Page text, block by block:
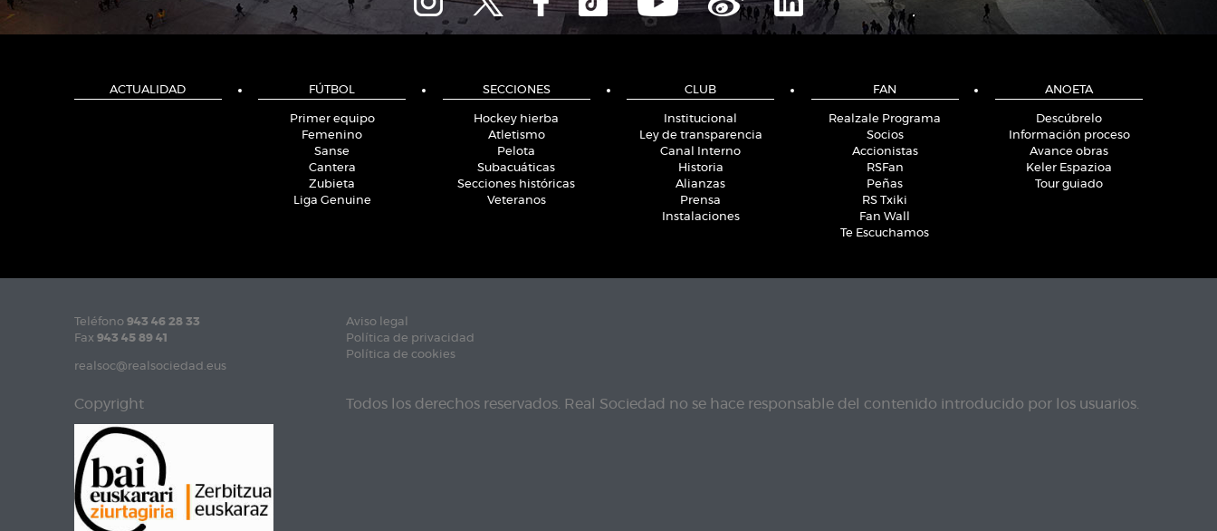
ACTUALIDAD FÚTBOL
Primer equipo
Femenino
Sanse
Cantera
Zubieta
Liga Genuine
SECCIONES
Hockey hierba
Atletismo
Pelota
Subacuáticas
Secciones históricas
Veteranos
CLUB
Institucional
Ley de transparencia
Canal Interno
Historia
Alianzas
Prensa
Instalaciones
FAN
Realzale Programa
Socios
Accionistas
RSFan
Peñas
RS Txiki
Fan Wall
Te Escuchamos
ANOETA
Descúbrelo
Información proceso
Avance obras
Keler Espazioa
Tour guiado
Teléfono 943 46 28 33
Fax 943 45 89 41
realsoc@realsociedad.eus
Aviso legal
Política de privacidad
Política de cookies
Copyright Todos los derechos reservados. Real Sociedad no se hace responsable del contenido introducido por los usuarios.